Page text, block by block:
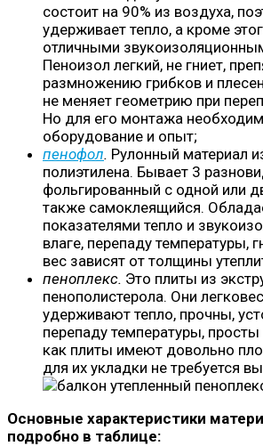
состоит на 90% из воздуха,
удерживает тепло, а кроме
отличными
Пеноизол легкий, не гниет,
размножению грибков и
не меняет геометрию при
Но для его монтажа
оборудование и опыт;
пенофол. Рулонный материал
полиэтилена. Бывает 3
фольгированный с одной или
также самоклеящийся.
показателями тепло и
влаге, перепаду температуры,
вес зависят от толщины
пеноплекс. Это плиты из
пенополистерола. Они
удерживают тепло, прочны,
перепаду температуры,
как плиты имеют довольно
для их укладки не требуется
Основные характеристики
подробно в таблице: